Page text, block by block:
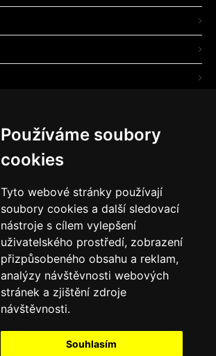
Používáme soubory
cookies
Tyto webové stránky používají
soubory cookies a další sledovací
nástroje s cílem vylepšení
uživatelského prostředí, zobrazení
přizpůsobeného obsahu a reklam,
analýzy návštěvnosti webových
stránek a zjištění zdroje
návštěvnosti.
Souhlasím